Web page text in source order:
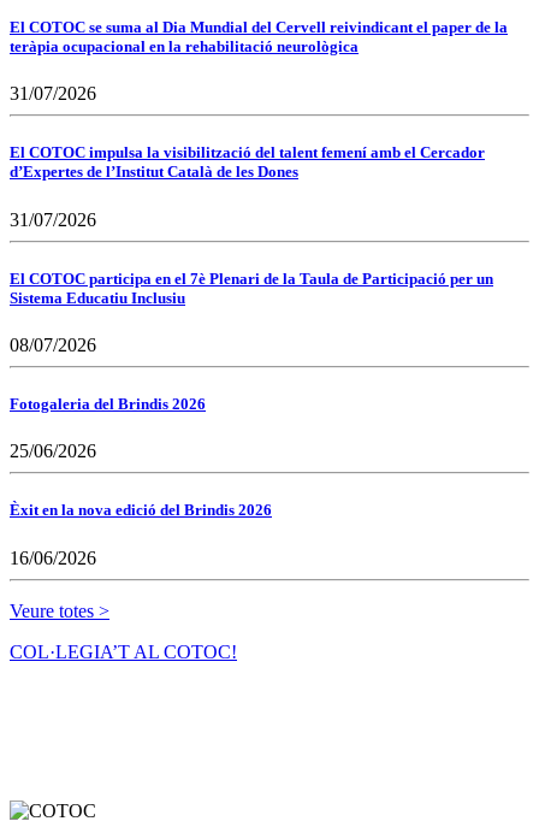
El COTOC se suma al Dia Mundial del Cervell reivindicant el paper de la
teràpia ocupacional en la rehabilitació neurològica
31/07/2026
El COTOC impulsa la visibilització del talent femení amb el Cercador
d’Expertes de l’Institut Català de les Dones
31/07/2026
El COTOC participa en el 7è Plenari de la Taula de Participació per un
Sistema Educatiu Inclusiu
08/07/2026
Fotogaleria del Brindis 2026
25/06/2026
Èxit en la nova edició del Brindis 2026
16/06/2026
Veure totes >
COL·LEGIA’T AL COTOC!